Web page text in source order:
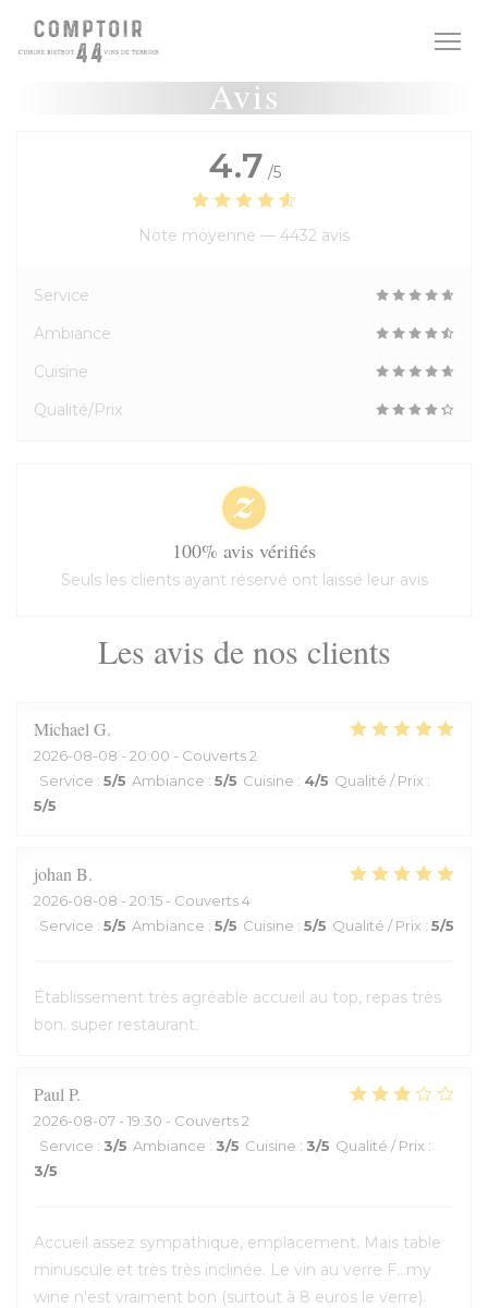
Personnalisation de vos choix en matière de cookies
Avis
Les avis de nos clients
Michael G
2026-08-08 - 20:00 - Couverts 2
Service : 5/5 Ambiance : 5/5 Cuisine : 4/5 Qualité / Prix :
5/5
johan B
2026-08-08 - 20:15 - Couverts 4
Service : 5/5 Ambiance : 5/5 Cuisine : 5/5 Qualité / Prix : 5/5
Établissement très agréable accueil au top, repas très
bon. super restaurant.
Paul P
2026-08-07 - 19:30 - Couverts 2
Service : 3/5 Ambiance : 3/5 Cuisine : 3/5 Qualité / Prix :
3/5
Accueil assez sympathique, emplacement. Mais table
minuscule et très très inclinée. Le vin au verre F...my
wine n'est vraiment bon (surtout à 8 euros le verre).
4.7 /5
Note moyenne — 4432 avis
Service
Ambiance
Cuisine
Qualité/Prix
100% avis vérifiés
Seuls les clients ayant réservé ont laissé leur avis